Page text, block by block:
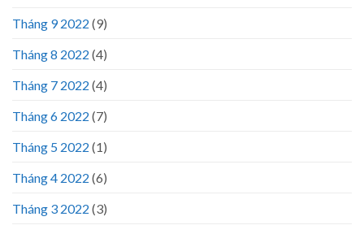
Tháng 9 2022 (9)
Tháng 8 2022 (4)
Tháng 7 2022 (4)
Tháng 6 2022 (7)
Tháng 5 2022 (1)
Tháng 4 2022 (6)
Tháng 3 2022 (3)